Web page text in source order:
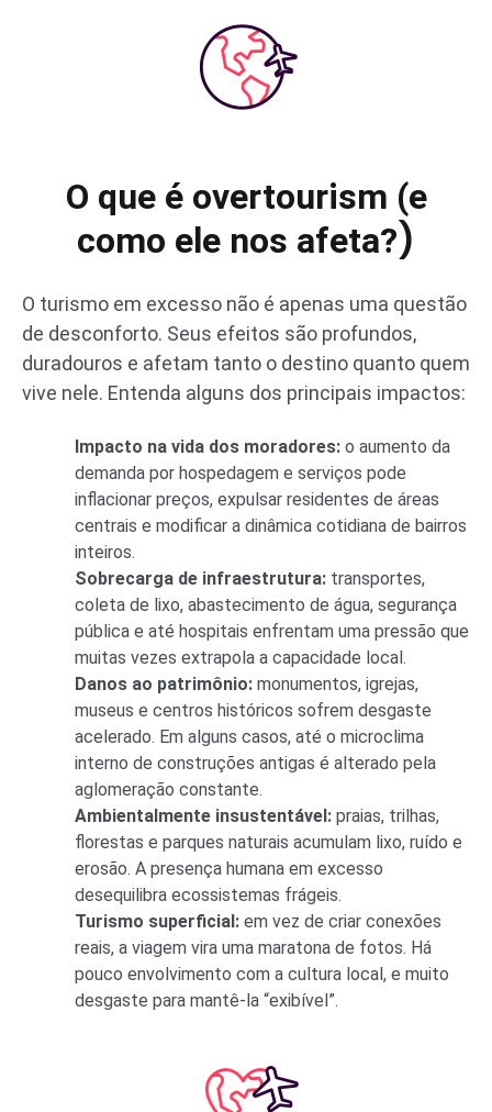
O que é overtourism (e
como ele nos afeta?)
O turismo em excesso não é apenas uma questão
de desconforto. Seus efeitos são profundos,
duradouros e afetam tanto o destino quanto quem
vive nele. Entenda alguns dos principais impactos:
Impacto na vida dos moradores: o aumento da
demanda por hospedagem e serviços pode
inflacionar preços, expulsar residentes de áreas
centrais e modificar a dinâmica cotidiana de bairros
inteiros.
Sobrecarga de infraestrutura: transportes,
coleta de lixo, abastecimento de água, segurança
pública e até hospitais enfrentam uma pressão que
muitas vezes extrapola a capacidade local.
Danos ao patrimônio: monumentos, igrejas,
museus e centros históricos sofrem desgaste
acelerado. Em alguns casos, até o microclima
interno de construções antigas é alterado pela
aglomeração constante.
Ambientalmente insustentável: praias, trilhas,
florestas e parques naturais acumulam lixo, ruído e
erosão. A presença humana em excesso
desequilibra ecossistemas frágeis.
Turismo superficial: em vez de criar conexões
reais, a viagem vira uma maratona de fotos. Há
pouco envolvimento com a cultura local, e muito
desgaste para mantê-la “exibível”.